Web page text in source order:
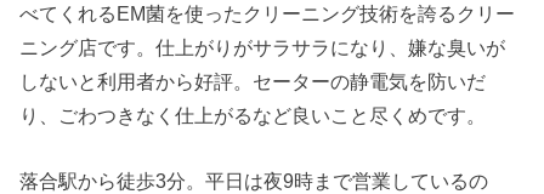
べてくれるEM菌を使ったクリーニング技術を誇るクリー
ニング店です。仕上がりがサラサラになり、嫌な臭いが
しないと利用者から好評。セーターの静電気を防いだ
り、ごわつきなく仕上がるなど良いこと尽くめです。
落合駅から徒歩3分。平日は夜9時まで営業しているの